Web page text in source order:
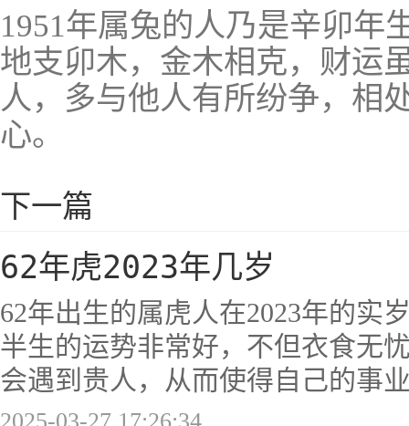
1951年属兔的人乃是辛卯年
地支卯木，金木相克，财运
人，多与他人有所纷争，相
心。
下一篇
62年虎2023年几岁
62年出生的属虎人在2023年的实
半生的运势非常好，不但衣食无
会遇到贵人，从而使得自己的事